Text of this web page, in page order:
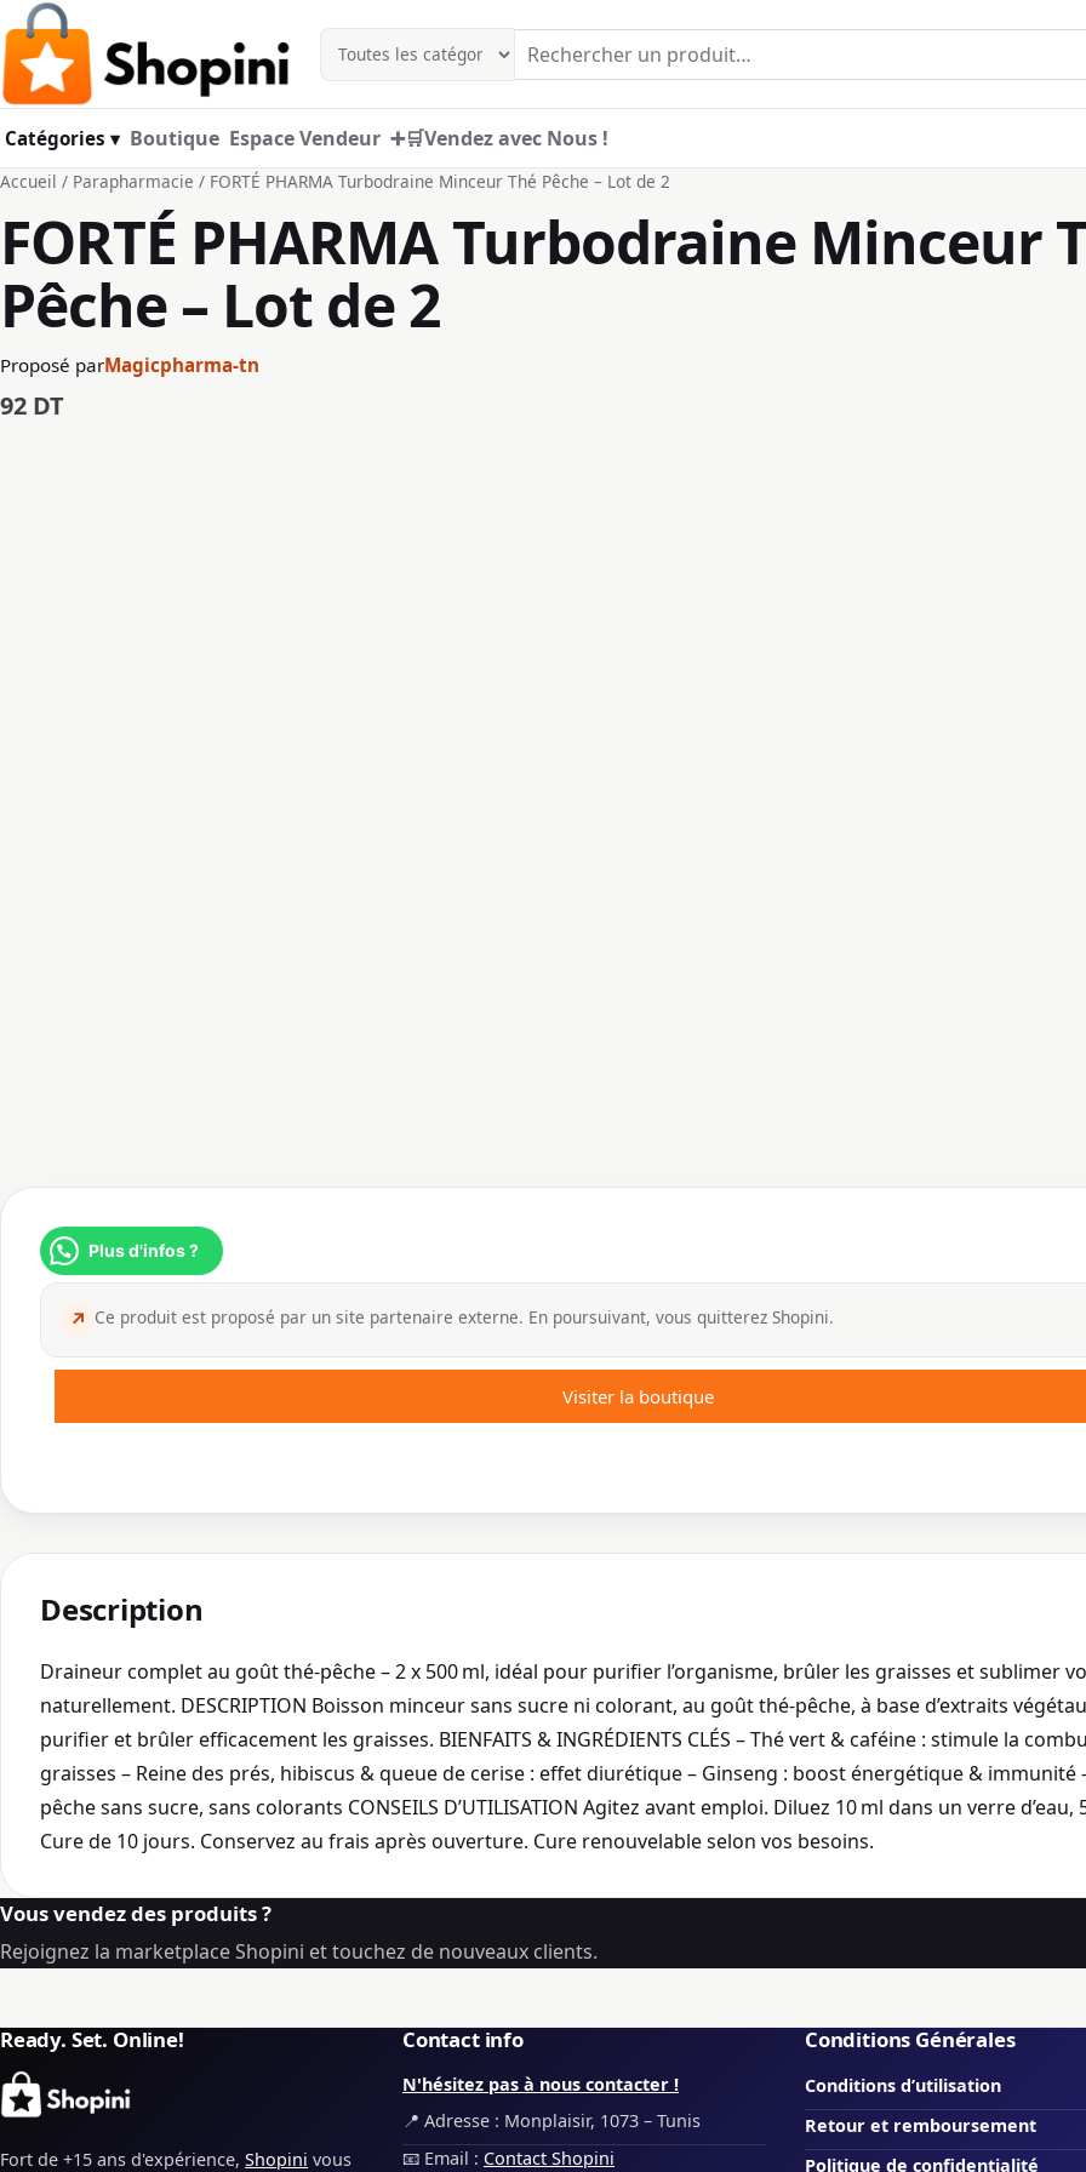
Aller au contenu principal
Catégories ▾ Boutique Espace Vendeur ➕🛒Vendez avec Nous !
Accueil / Parapharmacie / FORTÉ PHARMA Turbodraine Minceur Thé Pêche – Lot de 2
FORTÉ PHARMA Turbodraine Minceur
Pêche – Lot de 2
Proposé parMagicpharma-tn
92 DT
Plus d'infos ?
↗ Ce produit est proposé par un site partenaire externe. En poursuivant, vous quitterez Shopini.
Visiter la boutique
Description
Draineur complet au goût thé-pêche – 2 x 500 ml, idéal pour purifier l’organisme, brûler les graisses et sublimer
naturellement. DESCRIPTION Boisson minceur sans sucre ni colorant, au goût thé-pêche, à base d’extraits
purifier et brûler efficacement les graisses. BIENFAITS & INGRÉDIENTS CLÉS – Thé vert & caféine : stimule la
graisses – Reine des prés, hibiscus & queue de cerise : effet diurétique – Ginseng : boost énergétique & immunité
pêche sans sucre, sans colorants CONSEILS D’UTILISATION Agitez avant emploi. Diluez 10 ml dans un verre d’eau,
Cure de 10 jours. Conservez au frais après ouverture. Cure renouvelable selon vos besoins.
Vous vendez des produits ?
Rejoignez la marketplace Shopini et touchez de nouveaux clients.
Ready. Set. Online!
Fort de +15 ans d'expérience, Shopini vous
Contact info
N'hésitez pas à nous contacter !
📍 Adresse : Monplaisir, 1073 – Tunis
📧 Email : Contact Shopini
Conditions Générales
Conditions d’utilisation
Retour et remboursement
Politique de confidentialité